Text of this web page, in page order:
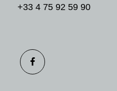
+33 4 75 92 59 90